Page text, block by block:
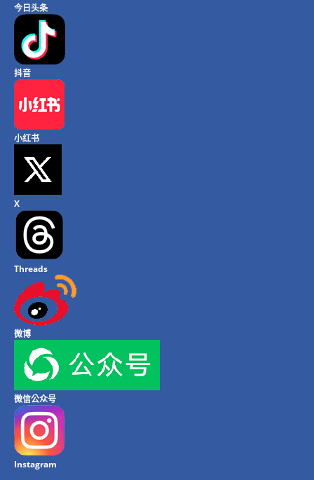
今日头条
抖音
小红书
X
Threads
微博
微信公众号
Instagram